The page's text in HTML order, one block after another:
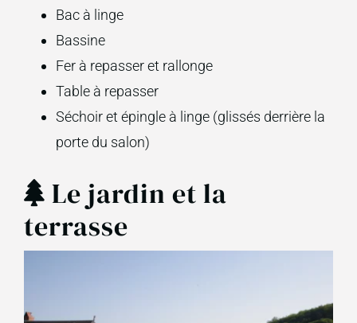
Bac à linge
Bassine
Fer à repasser et rallonge
Table à repasser
Séchoir et épingle à linge (glissés derrière la
porte du salon)
Le jardin et la
terrasse